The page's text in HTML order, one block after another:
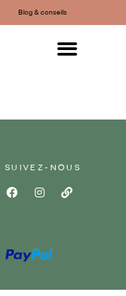
Blog & conseils
SUIVEZ-NOUS